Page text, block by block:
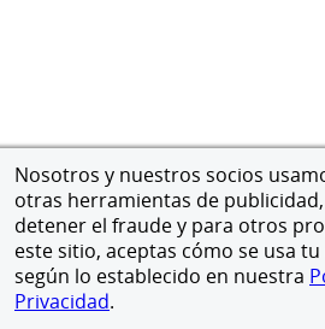
Nosotros y nuestros socios
otras herramientas de
detener el fraude y para otros
este sitio, aceptas cómo se usa
según lo establecido en nuestra
Privacidad.